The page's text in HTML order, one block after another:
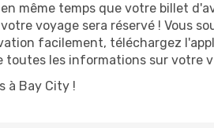
même temps que votre billet
voyage sera réservé ! Vous
facilement, téléchargez
les informations sur votre
à Bay City !